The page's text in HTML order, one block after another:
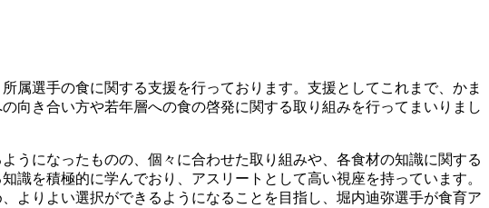
属選手の食に関する支援を行っております。支援としてこれまで、かま
の向き合い方や若年層への食の啓発に関する取り組みを行ってまいりまし
うになったものの、個々に合わせた取り組みや、各食材の知識に関する
を積極的に学んでおり、アスリートとして高い視座を持っています。
よりよい選択ができるようになることを目指し、堀内迪弥選手が食育ア